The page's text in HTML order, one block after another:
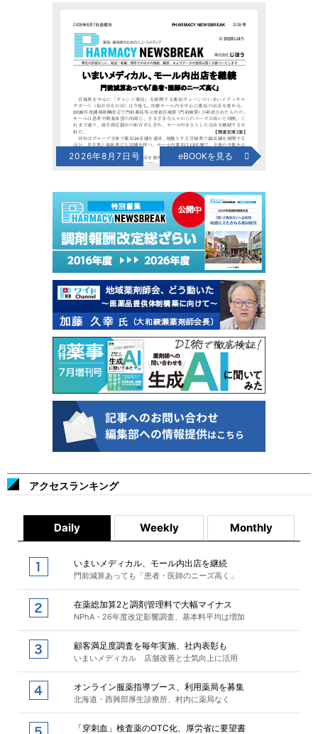
2026年8月7日号 eBOOKを見る
アクセスランキング
Daily Weekly Monthly
いまいメディカル、モール内出店を継続
門前減算あっても「患者・医師のニーズ高く」
在薬総加算2と調剤管理料で大幅マイナス
NPhA・26年度改定影響調査、基本料平均は増加
顧客満足度調査を毎年実施、社内表彰も
いまいメディカル 店舗改善と士気向上に活用
オンライン服薬指導ブース、利用薬局を募集
北海道・西興部厚生診療所、村内に薬局なく
「穿刺血」検査薬のOTC化、厚労省に要望書